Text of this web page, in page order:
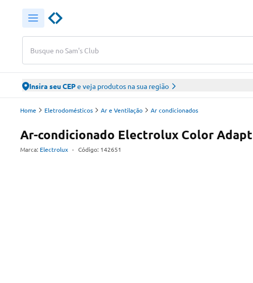
Busque no Sam's Club
Insira seu CEPe veja produtos na sua região
Home Eletrodomésticos Ar e Ventilação Ar condicionados
Ar-condicionado Electrolux Color
Marca: Electrolux - Código: 142651